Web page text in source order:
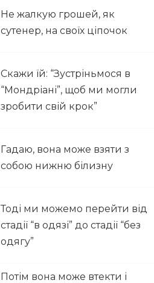
Не жалкую грошей, як
сутенер, на своїх ціпочок
Скажи їй: “Зустріньмося в
“Мондріані”, щоб ми могли
зробити свій крок”
Гадаю, вона може взяти з
собою нижню білизну
Тоді ми можемо перейти від
cтадії “в одязі” до стадії “без
одягу”
Потім вона може втекти і